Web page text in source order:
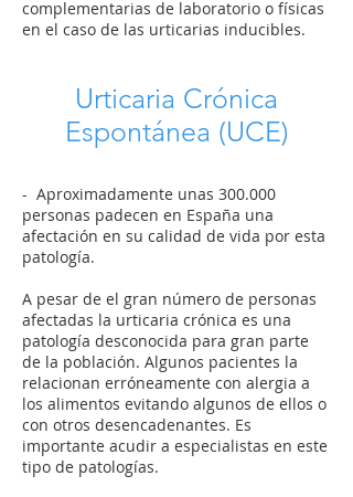
complementarias de laboratorio o físicas
en el caso de las urticarias inducibles.
Urticaria Crónica
Espontánea (UCE)
- Aproximadamente unas 300.000
personas padecen en España una
afectación en su calidad de vida por esta
patología.
A pesar de el gran número de personas
afectadas la urticaria crónica es una
patología desconocida para gran parte
de la población. Algunos pacientes la
relacionan erróneamente con alergia a
los alimentos evitando algunos de ellos o
con otros desencadenantes. Es
importante acudir a especialistas en este
tipo de patologías.